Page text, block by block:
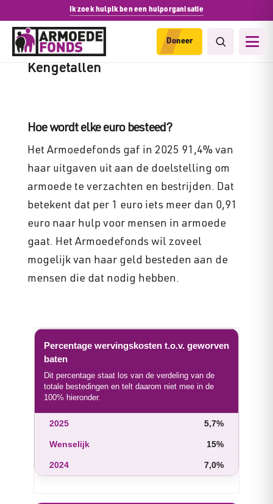
Ik zoek hulpIk ben een hulporganisatie
Doneer
Kengetallen
Hoe wordt elke euro besteed?
Het Armoedefonds gaf in 2025 91,4% van
haar uitgaven uit aan de doelstelling om
armoede te verzachten en bestrijden. Dat
betekent dat per 1 euro iets meer dan 0,91
euro naar hulp voor mensen in armoede
gaat. Het Armoedefonds wil zoveel
mogelijk van haar geld besteden aan de
mensen die dat nodig hebben.
Percentage wervingskosten t.o.v. geworven
baten
Dit percentage staat los van de verdeling van de
totale bestedingen en telt daarom niet mee in de
100% hieronder.
5,7%
15%
7,0%